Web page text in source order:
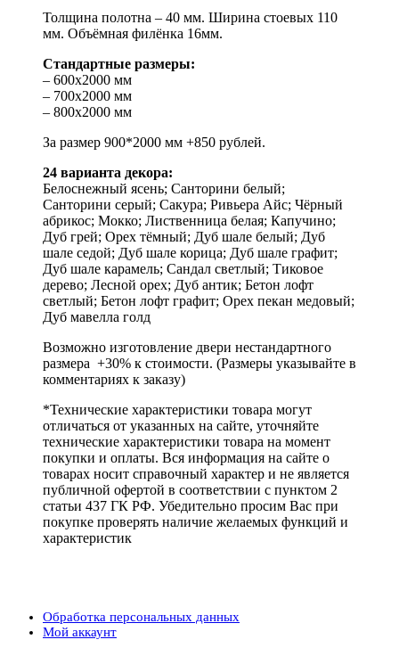
Толщина полотна – 40 мм. Ширина стоевых 110
мм. Объёмная филёнка 16мм.
Стандартные размеры:
– 600х2000 мм
– 700х2000 мм
– 800х2000 мм
За размер 900*2000 мм +850 рублей.
24 варианта декора:
Белоснежный ясень; Санторини белый;
Санторини серый; Сакура; Ривьера Айс; Чёрный
абрикос; Мокко; Лиственница белая; Капучино;
Дуб грей; Орех тёмный; Дуб шале белый; Дуб
шале седой; Дуб шале корица; Дуб шале графит;
Дуб шале карамель; Сандал светлый; Тиковое
дерево; Лесной орех; Дуб антик; Бетон лофт
светлый; Бетон лофт графит; Орех пекан медовый;
Дуб мавелла голд
Возможно изготовление двери нестандартного
размера +30% к стоимости. (Размеры указывайте в
комментариях к заказу)
*Технические характеристики товара могут
отличаться от указанных на сайте, уточняйте
технические характеристики товара на момент
покупки и оплаты. Вся информация на сайте о
товарах носит справочный характер и не является
публичной офертой в соответствии с пунктом 2
статьи 437 ГК РФ. Убедительно просим Вас при
покупке проверять наличие желаемых функций и
характеристик
Обработка персональных данных
Мой аккаунт